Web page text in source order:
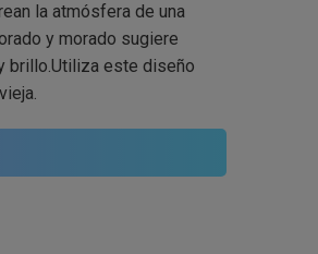
la atmósfera de una
y morado sugiere
brillo.Utiliza este diseño